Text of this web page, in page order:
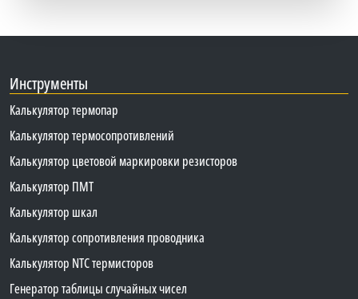
Инструменты
Калькулятор термопар
Калькулятор термосопротивлений
Калькулятор цветовой маркировки резисторов
Калькулятор ПМТ
Калькулятор шкал
Калькулятор сопротивления проводника
Калькулятор NTC термисторов
Генератор таблицы случайных чисел